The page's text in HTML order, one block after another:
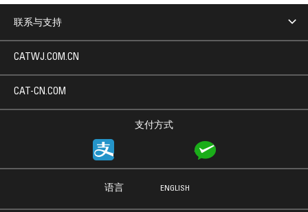
联系与支持
支付方式
CATWJ.COM.CN
CAT-CN.COM
语言 ENGLISH